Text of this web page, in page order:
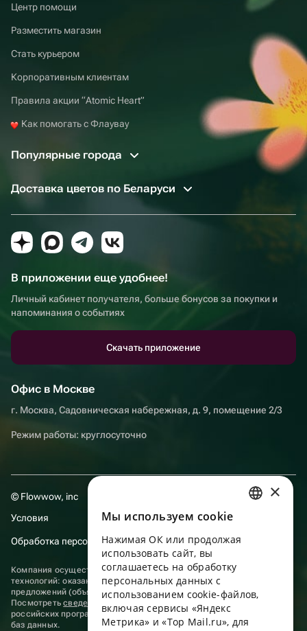
Центр помощи
Разместить магазин
Стать курьером
Корпоративным клиентам
Правила акции “Atomic Heart”
Как помогать с Флаувау
Популярные города
Доставка цветов по Беларуси
В приложении еще удобнее!
Личный кабинет получателя, больше бонусов за покупки и
напоминания о событиях
Скачать приложение
Офис в Москве
г. Москва, Садовническая набережная, д. 9, помещение 2/3
Режим работы: круглосуточно
© Flowwow, inc
Условия
Обработка персональных данных
Компания осуществляет деятельность в области информационных
технологий: оказание услуг в сети “Интернет” по размещению
предложений (объявлений) продавцов о реализации товаров.
Посмотретьсведения о программах
, включенных в реестр
российских программ для электронных вычислительных машин и
баз данных.
ENGLISH
UKRAINIAN
PORTUGUESE
×
Мы используем сookie
Нажимая ОК или продолжая
использовать сайт, вы
соглашаетесь на обработку
персональных данных с
использованием cookie-файлов,
включая сервисы «Яндекс
Метрика» и «Top Mail.ru», для